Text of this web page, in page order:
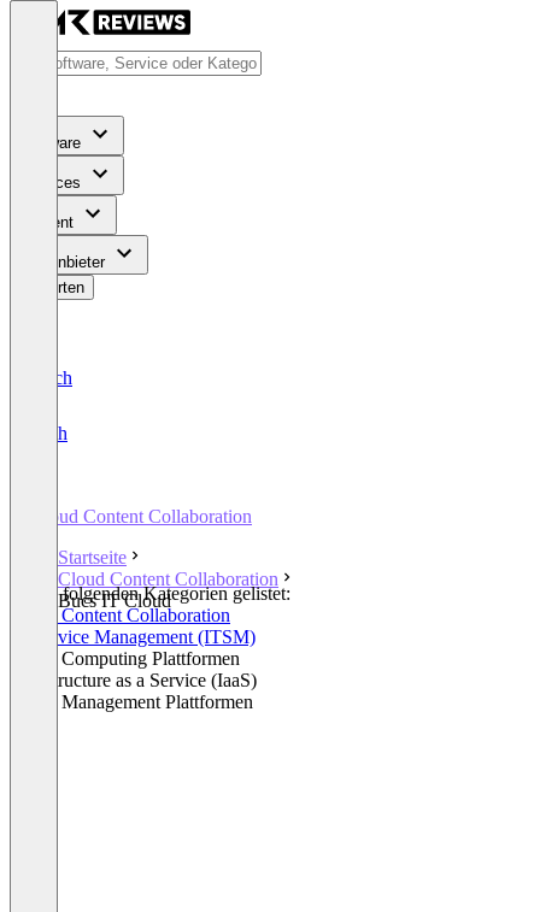
Software
Services
Content
Für Anbieter
Bewerten
Deutsch
English
Cloud Content Collaboration
Startseite
Cloud Content Collaboration
Bucs IT Cloud
In den folgenden Kategorien gelistet:
Cloud Content Collaboration
IT Service Management (ITSM)
Cloud Computing Plattformen
Infrastructure as a Service (IaaS)
Cloud Management Plattformen